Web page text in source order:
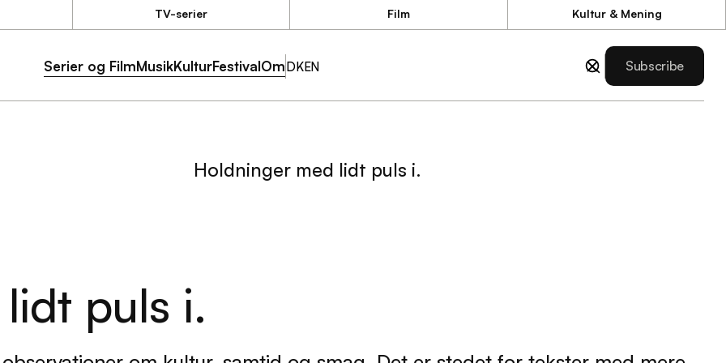
TV-serier
TV-serier
Film
Film
Kultur & Mening
Kultur & Mening
Serier og FilmMusikKulturFestivalOmDKEN
Subscribe
Subscribe
Holdninger med lidt puls i.
den
puls i.